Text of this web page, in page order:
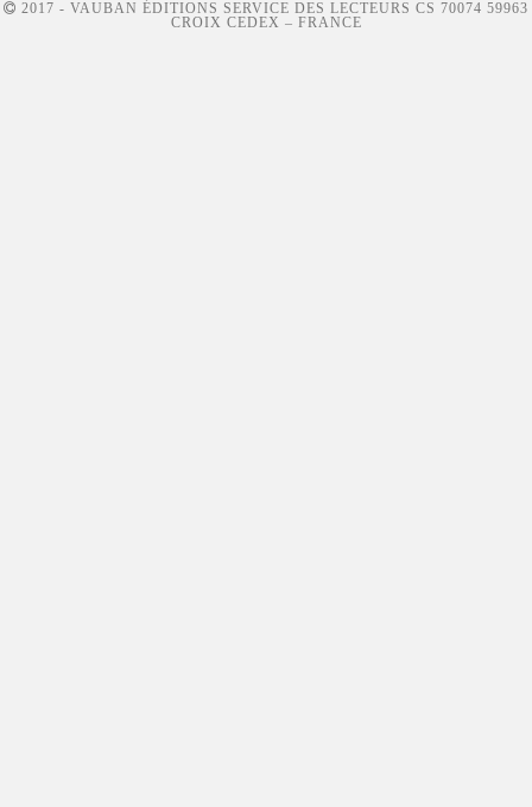
2017 - VAUBAN ÉDITIONS SERVICE DES LECTEURS CS 70074 59963
CROIX CEDEX – FRANCE